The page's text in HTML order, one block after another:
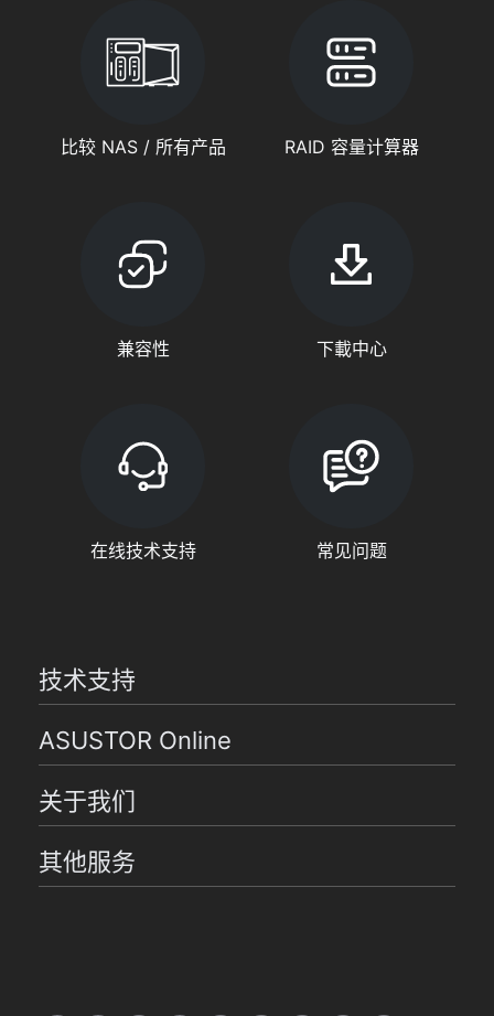
比较 NAS / 所有产品 RAID 容量计算器
兼容性 下載中心
在线技术支持 常见问题
技术支持
ASUSTOR Online
关于我们
其他服务